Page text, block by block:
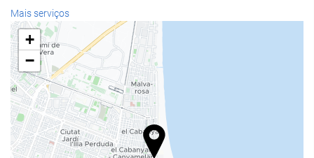
Bem-estar
Spa
Banho turco / Sauna a vapor
Sauna
Academia
Alimentação e bebidas
Mais serviços
+
−